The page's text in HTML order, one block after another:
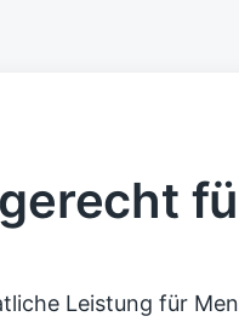
Leistung für